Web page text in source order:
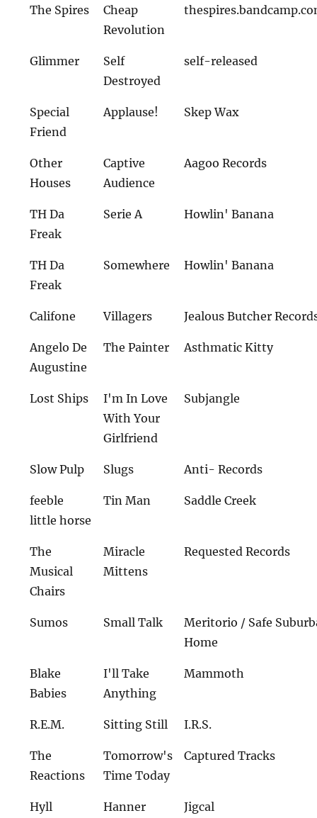
The Spires
Cheap
Revolution
Glimmer
Self
Destroyed
self-released
Special
Friend
Applause! Skep Wax
Other
Houses
Captive
Audience
Aagoo Records
TH Da
Freak
Serie A Howlin' Banana
TH Da
Freak
Somewhere Howlin' Banana
Califone Villagers Jealous Butcher
Angelo De
Augustine
The Painter Asthmatic Kitty
Lost Ships
I'm In Love
With Your
Girlfriend
Subjangle
Slow Pulp Slugs Anti- Records
feeble
little horse
Tin Man Saddle Creek
The
Musical
Chairs
Miracle
Mittens
Requested Records
Sumos Small Talk
Meritorio / Safe
Home
Blake
Babies
I'll Take
Anything
Mammoth
R.E.M. Sitting Still I.R.S.
The
Reactions
Tomorrow's
Time Today
Captured Tracks
Hyll
Hanner
Jigcal